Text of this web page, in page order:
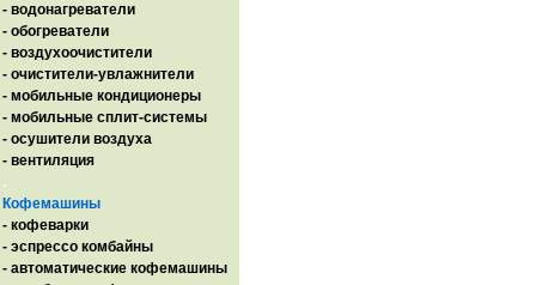
- водонагреватели
- обогреватели
- воздухоочистители
- очистители-увлажнители
- мобильные кондиционеры
- мобильные сплит-системы
- осушители воздуха
- вентиляция
.
Кофемашины
- кофеварки
- эспрессо комбайны
- автоматические кофемашины